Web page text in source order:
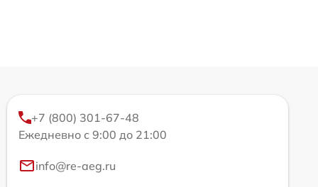
+7 (800) 301-67-48
Ежедневно с 9:00 до 21:00
info@re-aeg.ru